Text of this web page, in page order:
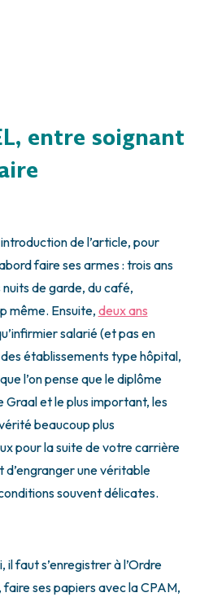
entre soignant
de l’article, pour
faire ses armes : trois ans
nuits de garde, du café,
même. Ensuite, deux ans
salarié (et pas en
établissements type hôpital,
l’on pense que le diplôme
Graal et le plus important, les
beaucoup plus
pour la suite de votre carrière
une véritable
souvent délicates.
il faut s’enregistrer à l’Ordre
ses papiers avec la CPAM,